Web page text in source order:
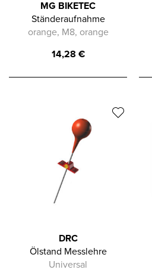
MG BIKETEC
Ständeraufnahme
orange, M8, orange
14,28 €
DRC
Ölstand Messlehre
Universal